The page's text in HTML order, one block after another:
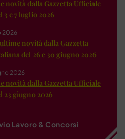
novità dalla Gazzetta Ufficiale
e 7 luglio 2026
2026
novità dalla Gazzetta
del 26 e 30 giugno 2026
2026
novità dalla Gazzetta Ufficiale
23 giugno 2026
Lavoro & Concorsi